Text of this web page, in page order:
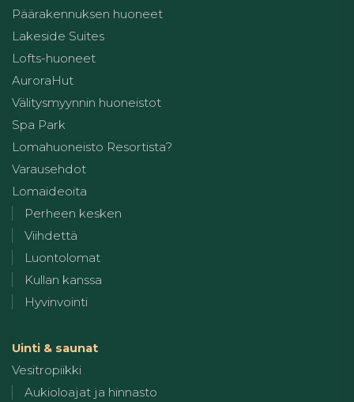
Päärakennuksen huoneet
Lakeside Suites
Lofts-huoneet
AuroraHut
Välitysmyynnin huoneistot
Spa Park
Lomahuoneisto Resortista?
Varausehdot
Lomaideoita
Perheen kesken
Viihdettä
Luontolomat
Kullan kanssa
Hyvinvointi
Uinti & saunat
Vesitropiikki
Aukioloajat ja hinnasto